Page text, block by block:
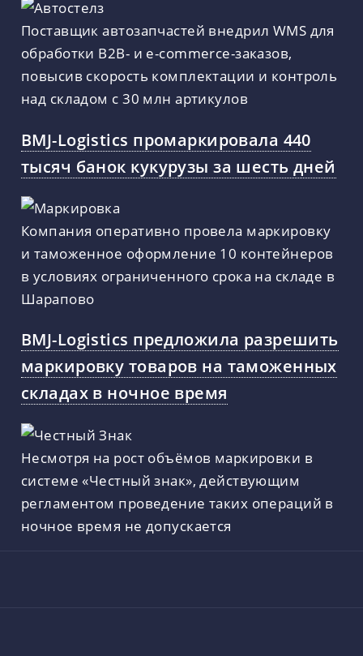
Поставщик автозапчастей внедрил WMS для
обработки B2B- и e-commerce-заказов,
повысив скорость комплектации и контроль
над складом с 30 млн артикулов
BMJ-Logistics промаркировала 440
тысяч банок кукурузы за шесть дней
Компания оперативно провела маркировку
и таможенное оформление 10 контейнеров
в условиях ограниченного срока на складе в
Шарапово
BMJ-Logistics предложила разрешить
маркировку товаров на таможенных
складах в ночное время
Несмотря на рост объёмов маркировки в
системе «Честный знак», действующим
регламентом проведение таких операций в
ночное время не допускается